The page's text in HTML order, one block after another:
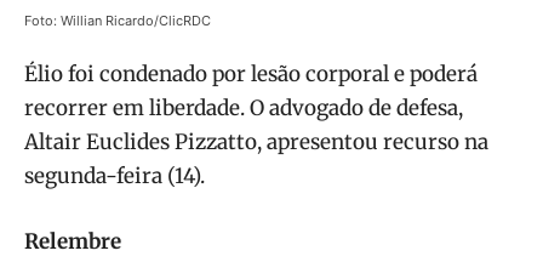
Foto: Willian Ricardo/ClicRDC
Élio foi condenado por lesão corporal e poderá
recorrer em liberdade. O advogado de defesa,
Altair Euclides Pizzatto, apresentou recurso na
segunda-feira (14).
Relembre